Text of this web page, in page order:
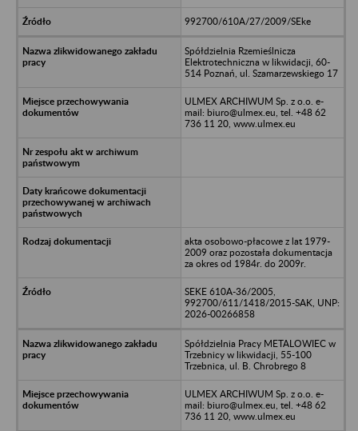
992700/610A/27/2009/SEke
Spółdzielnia Rzemieślnicza
Elektrotechniczna w likwidacji, 60-
514 Poznań, ul. Szamarzewskiego 17
ULMEX ARCHIWUM Sp. z o.o. e-
mail: biuro@ulmex.eu, tel. +48 62
736 11 20, www.ulmex.eu
akta osobowo-płacowe z lat 1979-
2009 oraz pozostała dokumentacja
za okres od 1984r. do 2009r.
SEKE 610A-36/2005,
992700/611/1418/2015-SAK, UNP:
2026-00266858
Spółdzielnia Pracy METALOWIEC w
Trzebnicy w likwidacji, 55-100
Trzebnica, ul. B. Chrobrego 8
ULMEX ARCHIWUM Sp. z o.o. e-
mail: biuro@ulmex.eu, tel. +48 62
736 11 20, www.ulmex.eu